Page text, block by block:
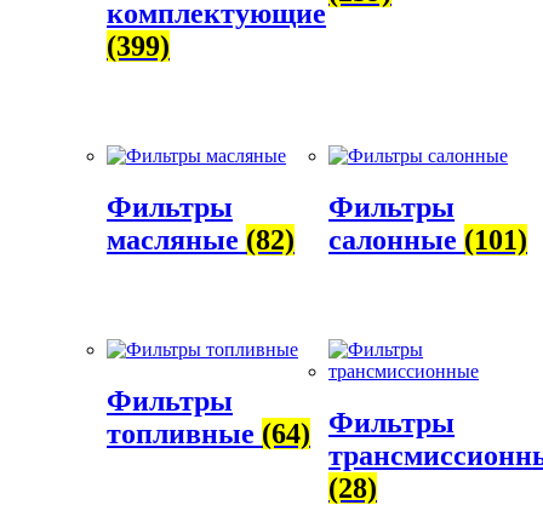
комплектующие
(399)
Фильтры
масляные (82)
Фильтры
салонные (101)
Фильтры
топливные (64)
Фильтры
(28)